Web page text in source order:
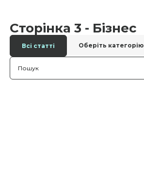
Сторінка 3 - Бізнес
Всі статті Оберіть категорію